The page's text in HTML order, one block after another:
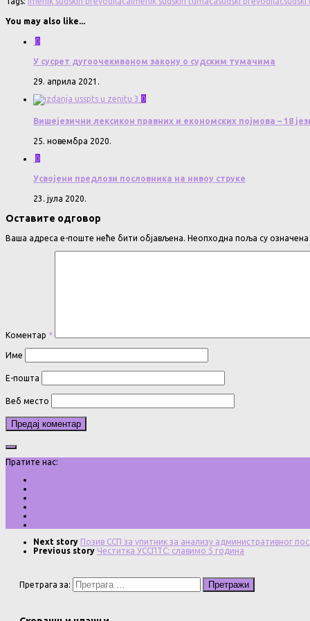
You may also like...
0
У сусрет дугоочекиваном закону о судским тумачима
29. априла 2021.
0
Вишејезични лексикон правних и економских појмова – 18
25. новембра 2020.
0
Усвојени предлози пословника на нивоу струке
23. јула 2020.
Оставите одговор
Ваша адреса е-поште неће бити објављена. Неопходна поља су означена
Коментар *
Име
Е-пошта
Веб место
Пратите нас:
Next story Позив ССП за упитник за анализу административног
Previous story Честитка УССПТС: славимо 5 година
Претрага за: